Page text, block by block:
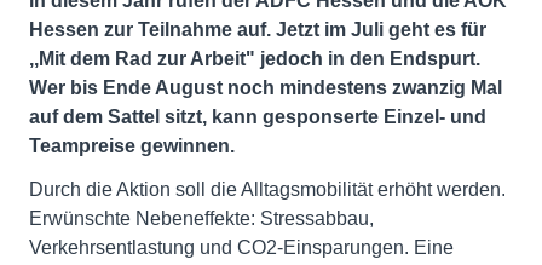
Hessen zur Teilnahme auf. Jetzt im Juli geht es für
,,Mit dem Rad zur Arbeit" jedoch in den Endspurt.
Wer bis Ende August noch mindestens zwanzig Mal
auf dem Sattel sitzt, kann gesponserte Einzel- und
Teampreise gewinnen.
Durch die Aktion soll die Alltagsmobilität erhöht werden.
Erwünschte Nebeneffekte: Stressabbau,
Verkehrsentlastung und CO2-Einsparungen. Eine